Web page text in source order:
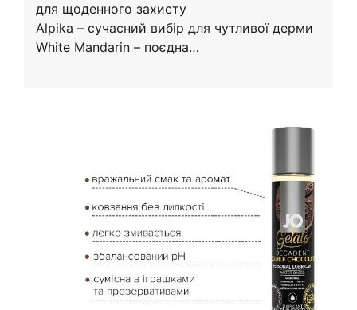
для щоденного захисту
Alpika – сучасний вибір для чутливої дерми
White Mandarin – поєдна…